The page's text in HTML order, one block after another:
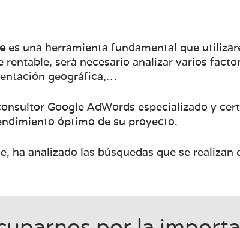
es una herramienta fundamental que
será necesario analizar varios
geográfica,…
Google AdWords especializado y
óptimo de su proyecto.
ha analizado las búsquedas que se